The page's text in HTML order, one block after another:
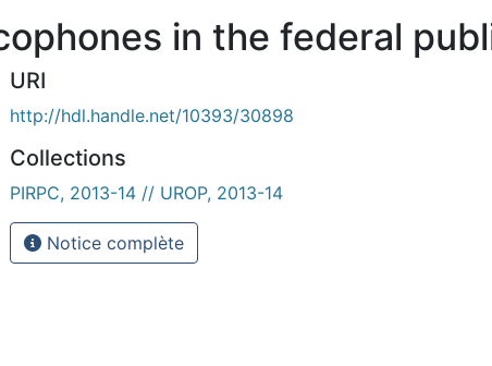
in the federal
URI
http://hdl.handle.net/10393/30898
Collections
PIRPC, 2013-14 // UROP, 2013-14
Notice complète